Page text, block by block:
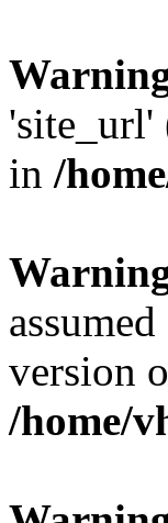
'site_url'
in /
version
/home/